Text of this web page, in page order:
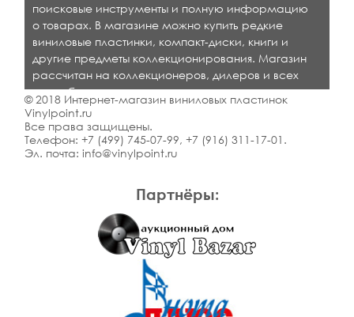
Партнёры:
поисковые инструменты и полную информацию
о товарах. В магазине можно купить редкие
виниловые пластинки, компакт-диски, книги и
другие предметы коллекционирования. Магазин
рассчитан на коллекционеров, дилеров и всех
кто любит качественную музыку.
© 2018 Интернет-магазин виниловых пластинок
Vinylpoint.ru
Все права защищены.
Телефон: +7 (499) 745-07-99, +7 (916) 311-17-01 .
Эл. почта: info@vinylpoint.ru